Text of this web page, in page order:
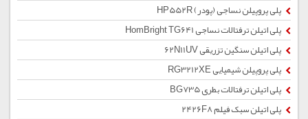
پلی پروپیلن نساجی (پودر) HP552R
پلی اتیلن ترفتالات نساجی HomBright TG641
پلی اتیلن سنگین تزریقی 62N11UV
پلی پروپیلن شیمیایی RG3212XE
پلی اتیلن ترفتالات بطری BG735
پلی اتیلن سبک فیلم 2426F8